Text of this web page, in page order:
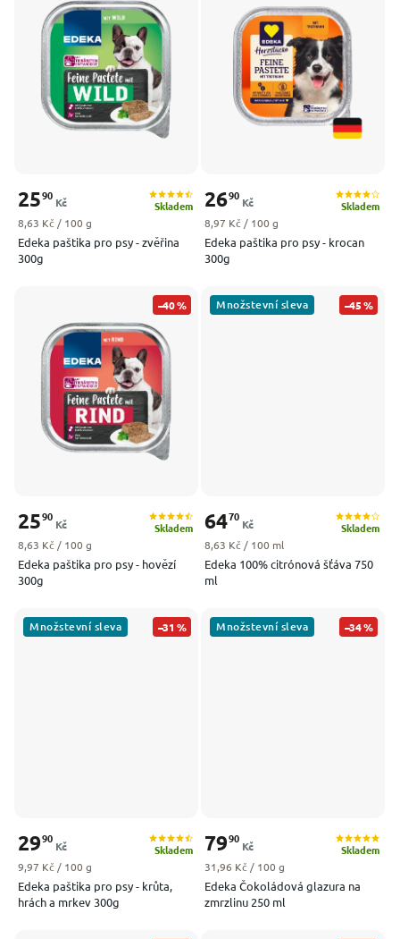
Nejprodávanější
Abecedně
Edeka paštika pro psy - zvěřina
300g
Skladem
2590
Kč
Měrná cena:
8,63 Kč / 100 g
Edeka paštika pro psy - krocan
300g
Skladem
2690
Kč
Měrná cena:
8,97 Kč / 100 g
–40 %
Edeka paštika pro psy - hovězí
300g
Skladem
2590
Kč
Měrná cena:
8,63 Kč / 100 g
Množstevní sleva –45 %
Edeka 100% citrónová šťáva 750
ml
Skladem
6470
Kč
Měrná cena:
8,63 Kč / 100 ml
Množstevní sleva –31 %
Edeka paštika pro psy - krůta,
hrách a mrkev 300g
Skladem
2990
Kč
Měrná cena:
9,97 Kč / 100 g
Množstevní sleva –34 %
Edeka Čokoládová glazura na
zmrzlinu 250 ml
Skladem
7990
Kč
Měrná cena:
31,96 Kč / 100 g